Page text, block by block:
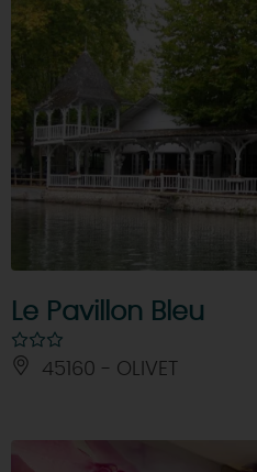
Le Pavillon Bleu
45160 - OLIVET